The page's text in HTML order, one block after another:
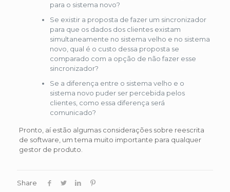
para o sistema novo?
Se existir a proposta de fazer um sincronizador
para que os dados dos clientes existam
simultaneamente no sistema velho e no sistema
novo, qual é o custo dessa proposta se
comparado com a opção de não fazer esse
sincronizador?
Se a diferença entre o sistema velho e o
sistema novo puder ser percebida pelos
clientes, como essa diferença será
comunicado?
Pronto, aí estão algumas considerações sobre reescrita
de software, um tema muito importante para qualquer
gestor de produto.
Share